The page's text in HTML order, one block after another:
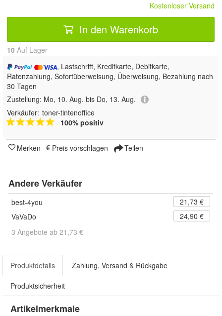
Kostenloser Versand
In den Warenkorb
10 Auf Lager
, Lastschrift, Kreditkarte, Debitkarte,
Ratenzahlung, Sofortüberweisung, Überweisung, Bezahlung nach
30 Tagen
Zustellung: Mo, 10. Aug. bis Do, 13. Aug.
Verkäufer: toner-tintenoffice
100% positiv
Merken Preis vorschlagen Teilen
Andere Verkäufer
best-4you
21,73 €
VaVaDo
24,90 €
3 Angebote ab 21,73 €
Produktdetails Zahlung, Versand & Rückgabe
Produktsicherheit
Artikelmerkmale